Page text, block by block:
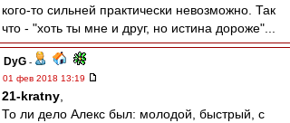
кого-то сильней практически невозможно. Так
что - "хоть ты мне и друг, но истина дороже"...
DyG -
01 фев 2018 13:19
21-kratny
То ли дело Алекс был: молодой, быстрый, с